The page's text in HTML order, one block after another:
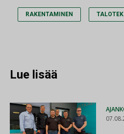
RAKENTAMINEN
Lue lisää